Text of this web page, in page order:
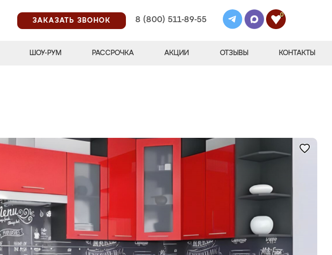
ЗАКАЗАТЬ ЗВОНОК
8 (800) 511-89-55
0
ШОУ-РУМ РАССРОЧКА АКЦИИ ОТЗЫВЫ КОНТАКТЫ